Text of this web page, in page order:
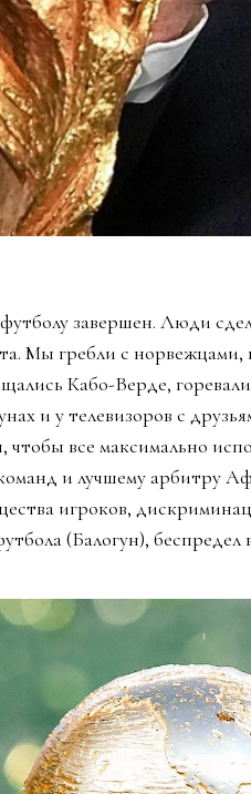
завершен. Люди
Мы гребли с
Кабо-Верде,
и у телевизоров с
чтобы все максимально
и лучшему арбитру
игроков,
(Балогун), беспредел